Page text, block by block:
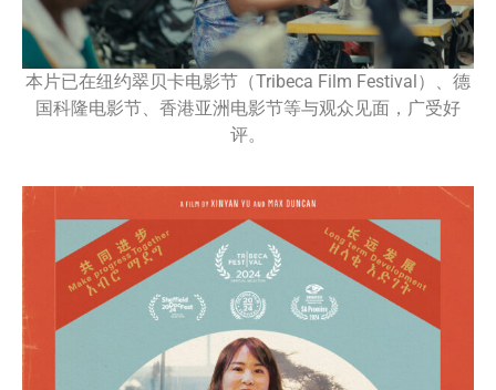
本片已在纽约翠贝卡电影节（Tribeca Film Festival）、德
国科隆电影节、香港亚洲电影节等与观众见面，广受好
评。